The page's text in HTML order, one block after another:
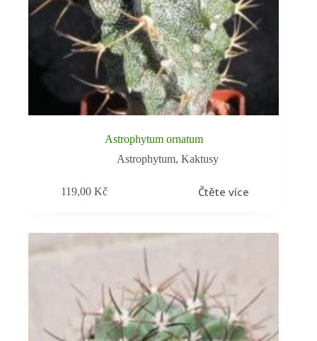
Astrophytum ornatum
Astrophytum,Kaktusy
119,00 Kč Čtěte více